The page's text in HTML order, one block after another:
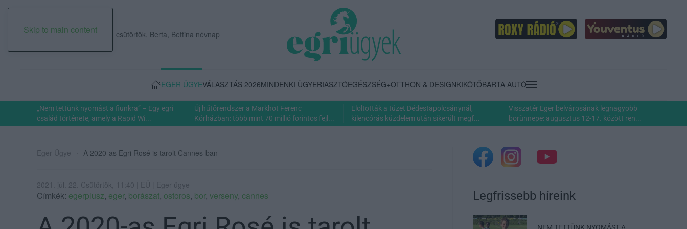
Skip to main content
2026. augusztus 06., csütörtök, Berta, Bettina névnap
EGER ÜGYEVÁLASZTÁS 2026MINDENKI ÜGYERIASZTÓEGÉSZSÉG+OTTHON & DESIGNKIKÖTŐBARTA AUTÓ
„Nem tettünk nyomást a fiunkra” – Egy egri
család története, amely a Rapid Wi...
Új hűtőrendszer a Markhot Ferenc
Kórházban: több mint 70 millió forintos fejl...
Eloltották a tüzet Dédestapolcsánynál,
kilencórás küzdelem után sikerült megf...
Visszatér Eger belvárosának legnagyobb
borünnepe: augusztus 12-17. között ren...
Eger Ügye A 2020-as Egri Rosé is tarolt Cannes-ban
2021. júl. 22. Csütörtök, 11:40 | EÜ | Eger ügye
Címkék: egerplusz, eger, borászat, ostoros, bor, verseny, cannes Legfrissebb híreink
„NEM TETTÜNK NYOMÁST A